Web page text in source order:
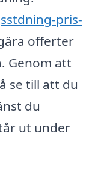
pris-
offerter
Genom att
se till att du
du
ut under